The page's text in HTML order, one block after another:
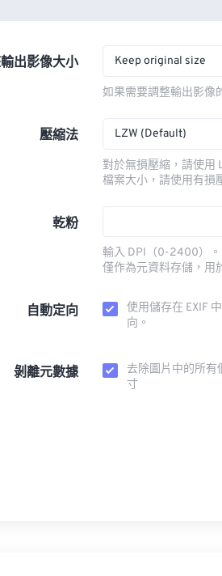
出影像大小 Keep original size
如果需要調整輸出影像
壓縮法 LZW (Default)
對於無損壓縮，請使用
檔案大小，請使用有損
乾粉
輸入 DPI（0-2400）
僅作為元資料存儲，用
自動定向
使用儲存在 EXIF
向。
剝離元數據
去除圖片中的所有
寸